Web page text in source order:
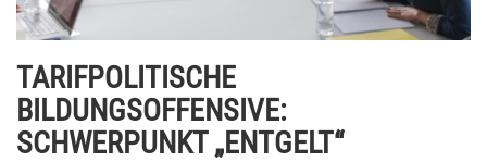
TARIFPOLITISCHE
BILDUNGSOFFENSIVE:
SCHWERPUNKT „ENTGELT“